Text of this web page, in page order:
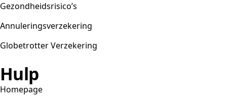
Gezondheidsrisico’s
Annuleringsverzekering
Globetrotter Verzekering
Hulp
Homepage